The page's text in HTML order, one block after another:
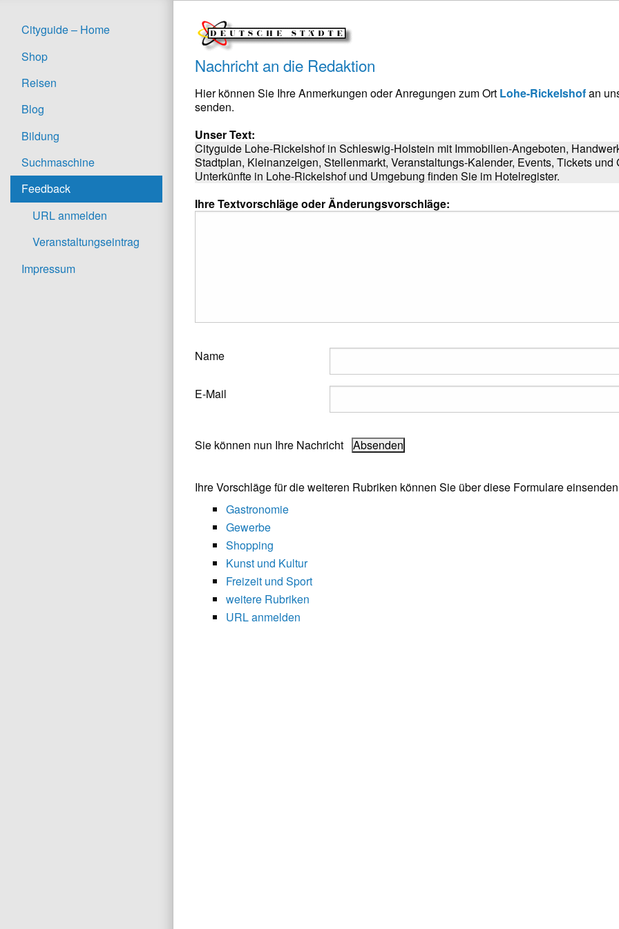
Cityguide – Home
Shop
Reisen
Blog
Bildung
Suchmaschine
Feedback
URL anmelden
Veranstaltungseintrag
Impressum
Nachricht an die Redaktion
Hier können Sie Ihre Anmerkungen oder Anregungen zum Ort Lohe-Rickelshofan
senden.
Unser Text:
Cityguide Lohe-Rickelshof in Schleswig-Holstein mit Immobilien-Angeboten,
Stadtplan, Kleinanzeigen, Stellenmarkt, Veranstaltungs-Kalender, Events, Tickets und
Unterkünfte in Lohe-Rickelshof und Umgebung finden Sie im Hotelregister.
Ihre Textvorschläge oder Änderungsvorschläge:
Name
E-Mail
Sie können nun Ihre Nachricht
Ihre Vorschläge für die weiteren Rubriken können Sie über diese Formulare
Gastronomie
Gewerbe
Shopping
Kunst und Kultur
Freizeit und Sport
weitere Rubriken
URL anmelden